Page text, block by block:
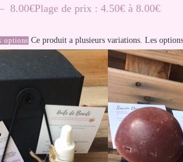
8.00€Plage de prix : 4.50€ à 8.00€
options Ce produit a plusieurs variations. Les